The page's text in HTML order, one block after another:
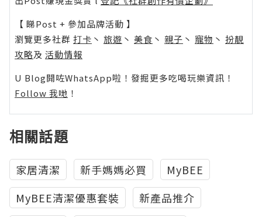
【 睇Post + 參加品牌活動 】
瀏覽更多社群 打卡 丶 旅遊 丶 美食 丶 親子 丶 寵物 丶 扮靚
攻略及 活動情報
U Blog開咗WhatsApp啦！發掘更多吃喝玩樂資訊！
Follow 我哋 ！
相關話題
家居清潔 新手媽媽必買
MyBEE
MyBEE清潔優惠套裝
新產品推介